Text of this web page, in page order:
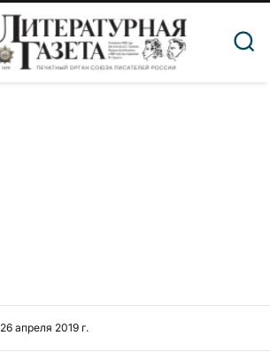
26 апреля 2019 г.